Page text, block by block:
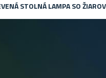
STOLNÁ LAMPA SO